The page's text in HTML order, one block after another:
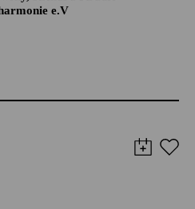
e.V